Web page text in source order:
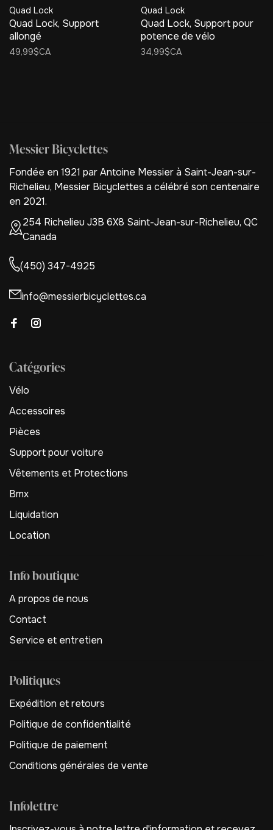
Quad Lock
Quad Lock, Support
allongé
49,99$CA
Quad Lock
Quad Lock, Support pour
potence de vélo
34,99$CA
Messier Bicyclettes
Fondée en 1921 par Antoine Messier à Saint-Jean-sur-
Richelieu, Messier Bicyclettes a célébré son centenaire
en 2021.
254 Richelieu J3B 6X8 Saint-Jean-sur-Richelieu, QC
Canada
(450) 347-4925
info@messierbicyclettes.ca
Catégories
Vélo
Accessoires
Pièces
Support pour voiture
Vêtements et Protections
Bmx
Liquidation
Location
Info boutique
A propos de nous
Contact
Service et entretien
Politiques
Expédition et retours
Politique de confidentialité
Politique de paiement
Conditions générales de vente
Infolettre